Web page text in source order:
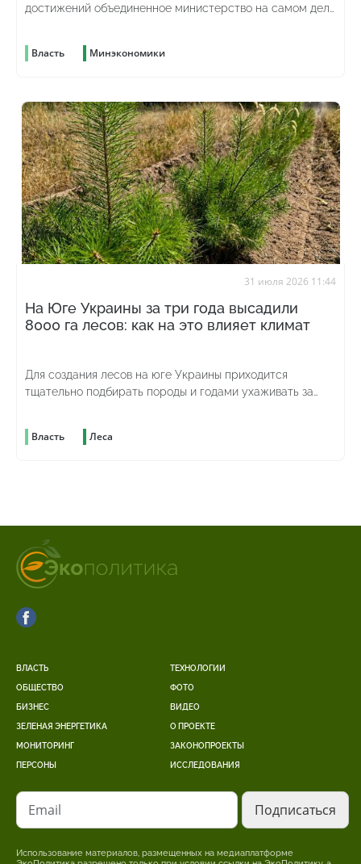
достижений объединенное министерство на самом деле
Власть Минэкономики
31 июля 2026 11:44
На Юге Украины за три года высадили
8000 га лесов: как на это влияет климат
Для создания лесов на юге Украины приходится
тщательно подбирать породы и годами ухаживать за
Власть Леса
ВЛАСТЬ
ОБЩЕСТВО
БИЗНЕС
ЗЕЛЕНАЯ ЭНЕРГЕТИКА
МОНИТОРИНГ
ПЕРСОНЫ
ТЕХНОЛОГИИ
ФОТО
ВИДЕО
О ПРОЕКТЕ
ЗАКОНОПРОЕКТЫ
ИССЛЕДОВАНИЯ
Email
Использование материалов, размещенных на медиаплатформе